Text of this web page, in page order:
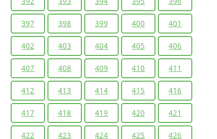
397 398 399 400 401
402 403 404 405 406
407 408 409 410 411
412 413 414 415 416
417 418 419 420 421
422 423 424 425 426